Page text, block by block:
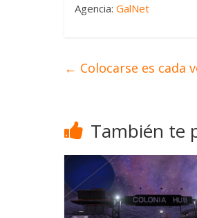
Agencia: GalNet
← Colocarse es cada
También te